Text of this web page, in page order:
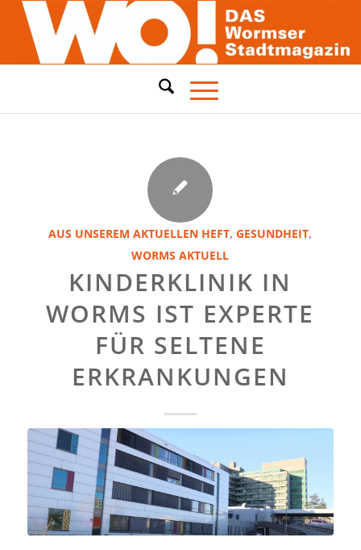
AUS UNSEREM AKTUELLEN HEFT,GESUNDHEIT,
WORMS AKTUELL
KINDERKLINIK IN
WORMS IST EXPERTE
FÜR SELTENE
ERKRANKUNGEN